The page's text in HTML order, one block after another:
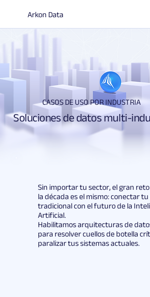
Arkon Data
CASOS DE USO POR INDUSTRIA
Soluciones de datos multi-
Sin importar tu sector, el gran
la década es el mismo: conectar
tradicional con el futuro de la
Artificial.
Habilitamos arquitecturas de
para resolver cuellos de botella
paralizar tus sistemas actuales.